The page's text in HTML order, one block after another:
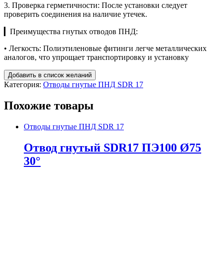
3. Проверка герметичности: После установки следует
проверить соединения на наличие утечек.
▎Преимущества гнутых отводов ПНД:
• Легкость: Полиэтиленовые фитинги легче металлических
аналогов, что упрощает транспортировку и установку
Добавить в список желаний
Категория: Отводы гнутые ПНД SDR 17
Похожие товары
Отводы гнутые ПНД SDR 17
Отвод гнутый SDR17 ПЭ100 Ø75
30°